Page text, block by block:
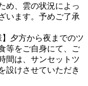
め、雲の状況によっ
います。予めご了承
】夕方から夜までのツ
等をご自身にて、ご
間は、サンセットツ
設けさせていただき